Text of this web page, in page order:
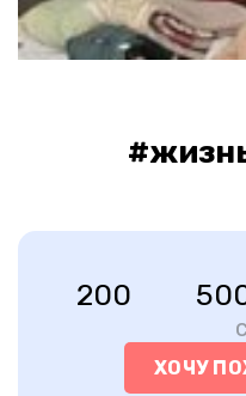
200
ХОЧУ